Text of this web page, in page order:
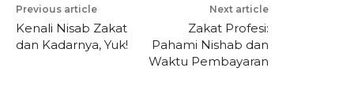
Previous article
Kenali Nisab Zakat
dan Kadarnya, Yuk!
Next article
Zakat Profesi:
Pahami Nishab dan
Waktu Pembayaran